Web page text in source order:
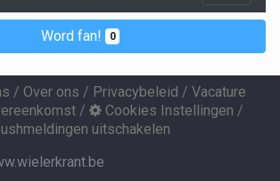
Word fan! 0
/ Over ons / Privacybeleid / Vacature
/ Cookies Instellingen /
uitschakelen